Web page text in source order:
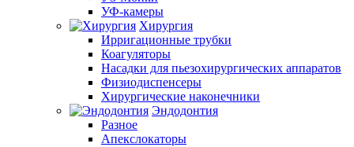
УФ-камеры
Хирургия
Ирригационные трубки
Коагуляторы
Насадки для пьезохирургических аппаратов
Физиодиспенсеры
Хирургические наконечники
Эндодонтия
Разное
Апекслокаторы